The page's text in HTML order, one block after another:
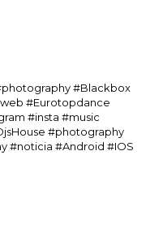
#Blackbox
#Eurotopdance
#insta #music
#photography
#noticia #Android #IOS